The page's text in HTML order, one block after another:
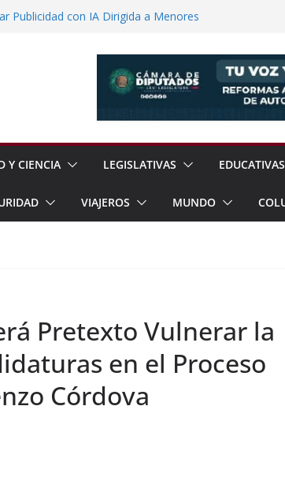
Publicidad con IA Dirigida a Menores
Conquista Mercado Chino con Acuerdo de
Gómez Refuerzan Oferta Educativa en
Texcoco
Y CIENCIA LEGISLATIVAS EDUCATIVAS
VIAJEROS MUNDO
Pretexto Vulnerar la
en el Proceso
Córdova